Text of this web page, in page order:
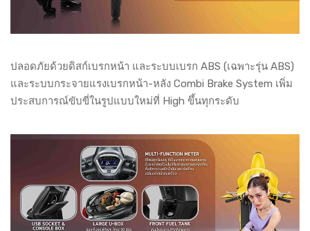
ปลอดภัยด้วยดิสก์เบรกหน้า และระบบเบรก ABS (เฉพาะรุ่น ABS)
และระบบกระจายแรงเบรกหน้า-หลัง Combi Brake System เพิ่ม
ประสบการณ์ขับขี่ในรูปแบบใหม่ที่ High ขึ้นทุกระดับ